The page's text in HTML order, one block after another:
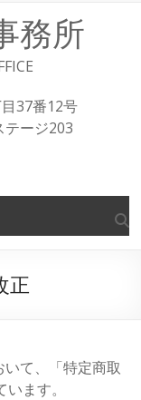
務所
37番12号
ージ203
正
て、「特定商取
ます。